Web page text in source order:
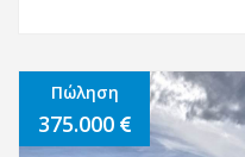
Πώληση
375.000